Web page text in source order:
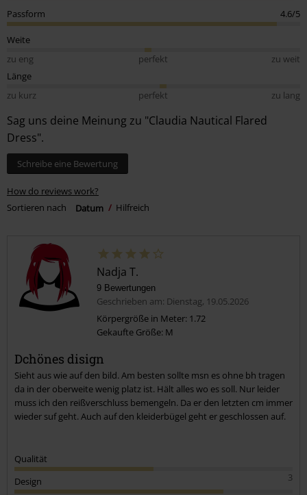
Passform 4.6/5
Weite
zu eng
perfekt
zu weit
Länge
zu kurz
perfekt zu lang
Sag uns deine Meinung zu "Claudia Nautical Flared
Dress".
Schreibe eine Bewertung
How do reviews work?
Sortieren nach
Datum Hilfreich
Nadja T.
9 Bewertungen
Geschrieben am: Dienstag, 19.05.2026
Körpergröße in Meter: 1.72
Gekaufte Größe: M
Dchönes disign
Sieht aus wie auf den bild. Am besten sollte msn es ohne bh tragen
da in der oberweite wenig platz ist. Hält alles wo es soll. Nur leider
muss ich den reißverschluss bemengeln. Da er den letzten cm immer
wieder suf geht. Auch auf den kleiderbügel geht er geschlossen auf.
Qualität
3
Design